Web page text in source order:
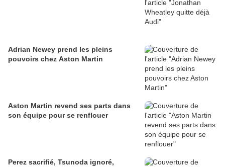
Adrian Newey prend les pleins
pouvoirs chez Aston Martin
Aston Martin revend ses parts dans
son équipe pour se renflouer
Perez sacrifié, Tsunoda ignoré,